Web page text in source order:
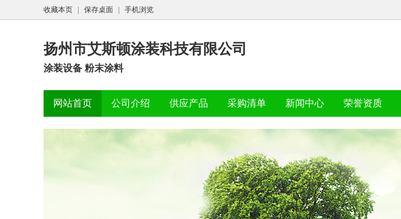
收藏本页 保存桌面 手机浏览
扬州市艾斯顿涂装科技有限公司
涂装设备 粉末涂料
网站首页 公司介绍 供应产品 采购清单 新闻中心 荣誉资质